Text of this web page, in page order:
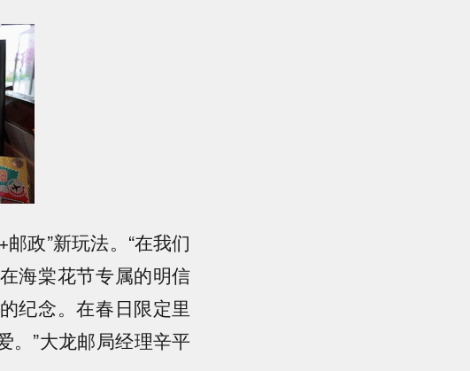
政”新玩法。“在我们
海棠花节专属的明信
纪念。在春日限定里
。”大龙邮局经理辛平